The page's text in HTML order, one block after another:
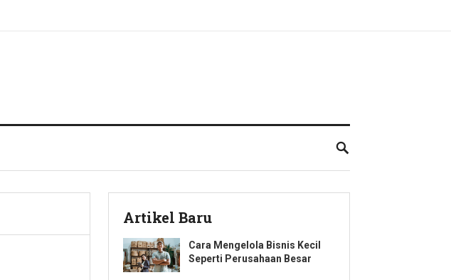
Artikel Baru
Cara Mengelola Bisnis Kecil
Seperti Perusahaan Besar